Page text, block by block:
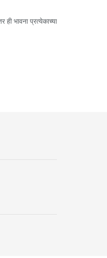
भावना प्रत्येकाच्या